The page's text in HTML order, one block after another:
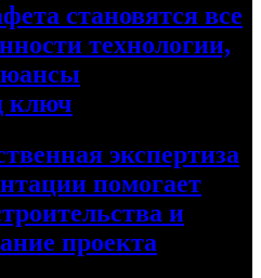
становятся все
технологии,
ключ
экспертиза
помогает
и
проекта